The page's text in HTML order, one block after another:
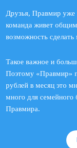
Друзья, Правмир уже
команда живет
возможность
Такое важное и
Поэтому «Правмир»
рублей в месяц это
много для семейного
Правмира.